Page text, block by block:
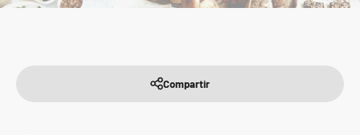
Compartir